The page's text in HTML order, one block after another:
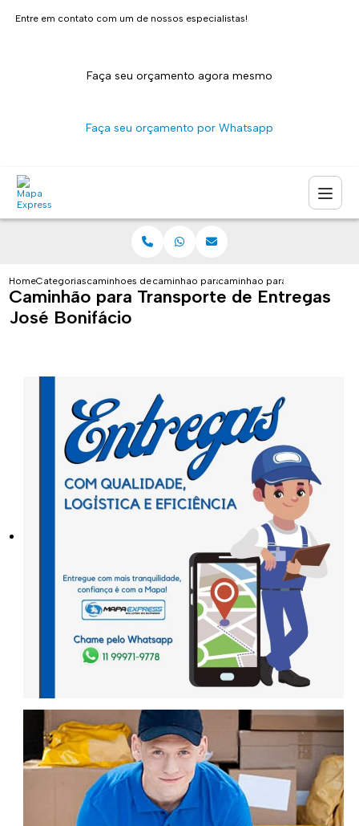
Entre em contato com um de nossos especialistas!
Faça seu orçamento agora mesmo
Faça seu orçamento por Whatsapp
HomeCategoriascaminhoes de entregacaminhao para entrega sao paulo
caminhao para transporte de
Caminhão para Transporte de Entregas
José Bonifácio